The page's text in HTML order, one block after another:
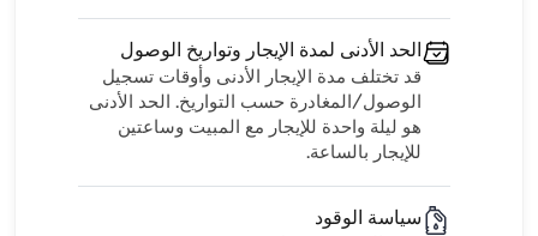
الحد الأدنى لمدة الإيجار وتواريخ الوصول
قد تختلف مدة الإيجار الأدنى وأوقات تسجيل
الوصول/المغادرة حسب التواريخ. الحد الأدنى
هو ليلة واحدة للإيجار مع المبيت وساعتين
للإيجار بالساعة.
سياسة الوقود